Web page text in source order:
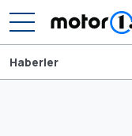
Haberler